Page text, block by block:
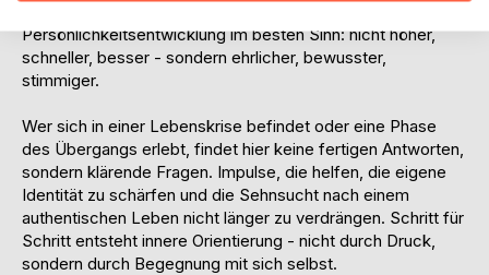
Persönlichkeitsentwicklung im besten Sinn: nicht höher,
schneller, besser - sondern ehrlicher, bewusster,
stimmiger.
Wer sich in einer Lebenskrise befindet oder eine Phase
des Übergangs erlebt, findet hier keine fertigen Antworten,
sondern klärende Fragen. Impulse, die helfen, die eigene
Identität zu schärfen und die Sehnsucht nach einem
authentischen Leben nicht länger zu verdrängen. Schritt für
Schritt entsteht innere Orientierung - nicht durch Druck,
sondern durch Begegnung mit sich selbst.